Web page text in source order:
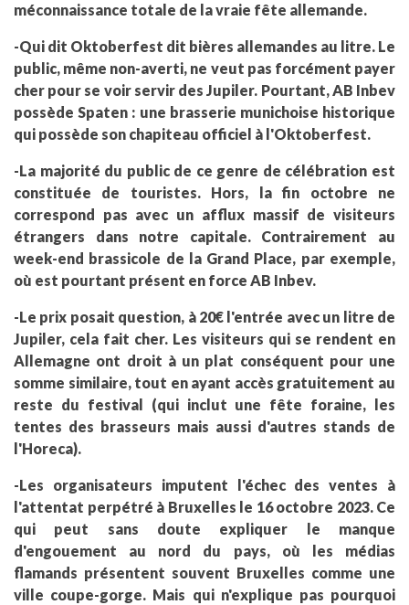
méconnaissance totale de la vraie fête allemande.
-Qui dit Oktoberfest dit bières allemandes au litre. Le
public, même non-averti, ne veut pas forcément payer
cher pour se voir servir des Jupiler. Pourtant, AB Inbev
possède Spaten : une brasserie munichoise historique
qui possède son chapiteau officiel à l'Oktoberfest.
-La majorité du public de ce genre de célébration est
constituée de touristes. Hors, la fin octobre ne
correspond pas avec un afflux massif de visiteurs
étrangers dans notre capitale. Contrairement au
week-end brassicole de la Grand Place, par exemple,
où est pourtant présent en force AB Inbev.
-Le prix posait question, à 20€ l'entrée avec un litre de
Jupiler, cela fait cher. Les visiteurs qui se rendent en
Allemagne ont droit à un plat conséquent pour une
somme similaire, tout en ayant accès gratuitement au
reste du festival (qui inclut une fête foraine, les
tentes des brasseurs mais aussi d'autres stands de
l'Horeca).
-Les organisateurs imputent l'échec des ventes à
l'attentat perpétré à Bruxelles le 16 octobre 2023. Ce
qui peut sans doute expliquer le manque
d'engouement au nord du pays, où les médias
flamands présentent souvent Bruxelles comme une
ville coupe-gorge. Mais qui n'explique pas pourquoi